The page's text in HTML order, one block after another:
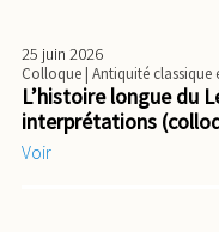
25 juin 2026
Colloque| Antiquité classique
L’histoire longue du
interprétations
Voir